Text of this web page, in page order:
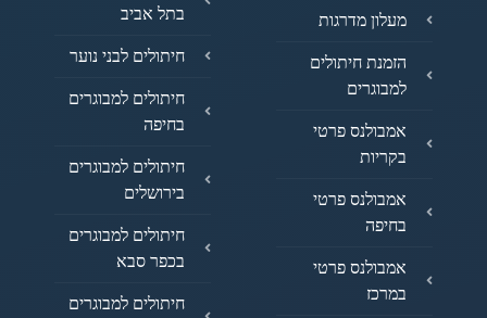
מעלון מדרגות
הזמנת חיתולים
למבוגרים
אמבולנס פרטי
בקריות
אמבולנס פרטי
בחיפה
אמבולנס פרטי
במרכז
בתל אביב
חיתולים לבני נוער
חיתולים למבוגרים
בחיפה
חיתולים למבוגרים
בירושלים
חיתולים למבוגרים
בכפר סבא
חיתולים למבוגרים